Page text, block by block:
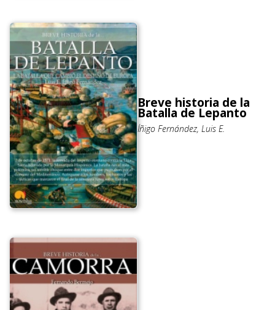
Breve historia de la
Batalla de Lepanto
Íñigo Fernández, Luis E.